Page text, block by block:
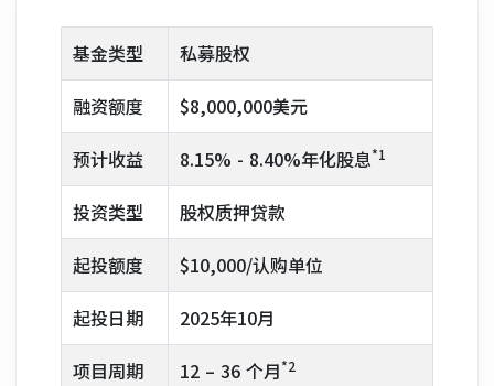
基金类型
私募股权
融资额度
$8,000,000美元
预计收益
8.15% - 8.40%年化股息*1
投资类型
股权质押贷款
起投额度
$10,000/认购单位
起投日期
2025年10月
项目周期
12 – 36 个月*2